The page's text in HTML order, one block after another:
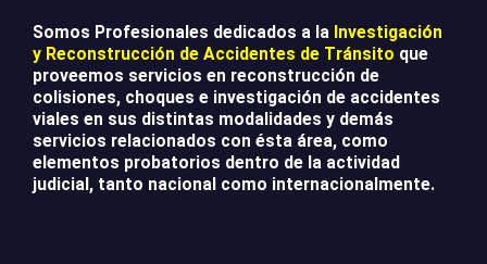
Somos Profesionales dedicados a la Investigación
y Reconstrucción de Accidentes de Tránsito que
proveemos servicios en reconstrucción de
colisiones, choques e investigación de accidentes
viales en sus distintas modalidades y demás
servicios relacionados con ésta área, como
elementos probatorios dentro de la actividad
judicial, tanto nacional como internacionalmente.